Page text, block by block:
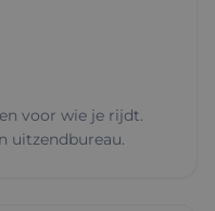
voor wie je rijdt.
uitzendbureau.